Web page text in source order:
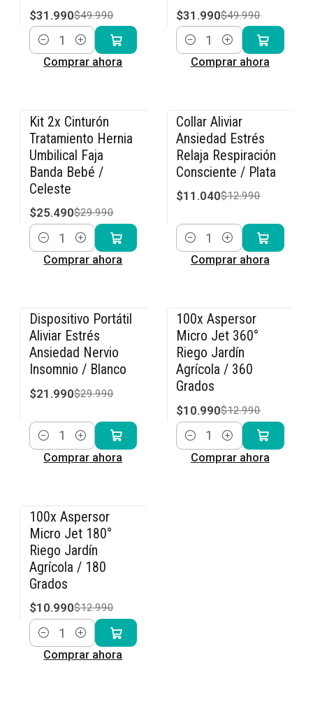
$31.990$49.990
Cantidad
Comprar ahora
$31.990$49.990
Cantidad
Comprar ahora
-15% OFF
Kit 2x Cinturón
Tratamiento Hernia
Umbilical Faja
Banda Bebé /
Celeste
$25.490$29.990
Cantidad
Comprar ahora
-15% OFF
Collar Aliviar
Ansiedad Estrés
Relaja Respiración
Consciente / Plata
$11.040$12.990
Cantidad
Comprar ahora
-27% OFF
Dispositivo Portátil
Aliviar Estrés
Ansiedad Nervio
Insomnio / Blanco
$21.990$29.990
Cantidad
Comprar ahora
-15% OFF
100x Aspersor
Micro Jet 360°
Riego Jardín
Agrícola / 360
Grados
$10.990$12.990
Cantidad
Comprar ahora
-15% OFF
100x Aspersor
Micro Jet 180°
Riego Jardín
Agrícola / 180
Grados
$10.990$12.990
Cantidad
Comprar ahora